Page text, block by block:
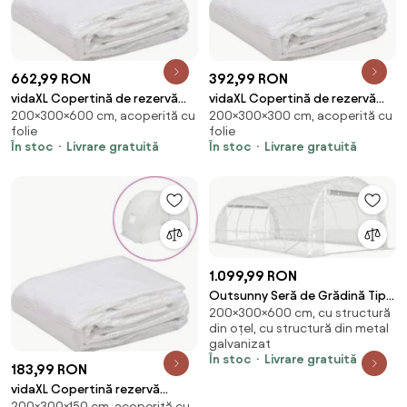
662,99 RON
vidaXL Copertină de rezervă
pentru seră (18 m²),
transparent, 3x6x2 m
200×300×600 cm, acoperită cu
folie
În stoc
Livrare gratuită
392,99 RON
vidaXL Copertină de rezervă
pentru seră (9 m²),
transparent, 3x3x2 m
200×300×300 cm, acoperită cu
folie
În stoc
Livrare gratuită
183,99 RON
vidaXL Copertină rezervă
1.099,99 RON
Outsunny Seră de Grădină Tip
Tunel 3x6x2 m cu 2 Uși Rulabile,
Cadru din Oțel și Acoperire din
PE, pentru Legume, Fructe, Flori,
Anti-UV, Transparentă | Aosom
200×300×600 cm, cu structură
din oțel, cu structură din metal
galvanizat
În stoc
Livrare gratuită